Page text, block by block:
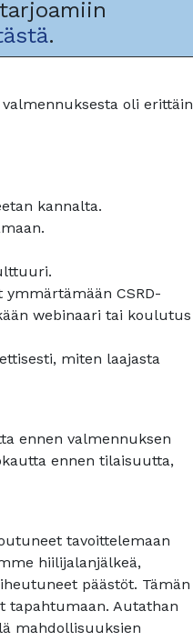
.
oli erittäin
kannalta.
CSRD-
webinaari tai koulutus
miten laajasta
ennen valmennuksen
ennen tilaisuutta,
tavoittelemaan
hiilijalanjälkeä,
päästöt. Tämän
tapahtumaan. Autathan
mahdollisuuksien